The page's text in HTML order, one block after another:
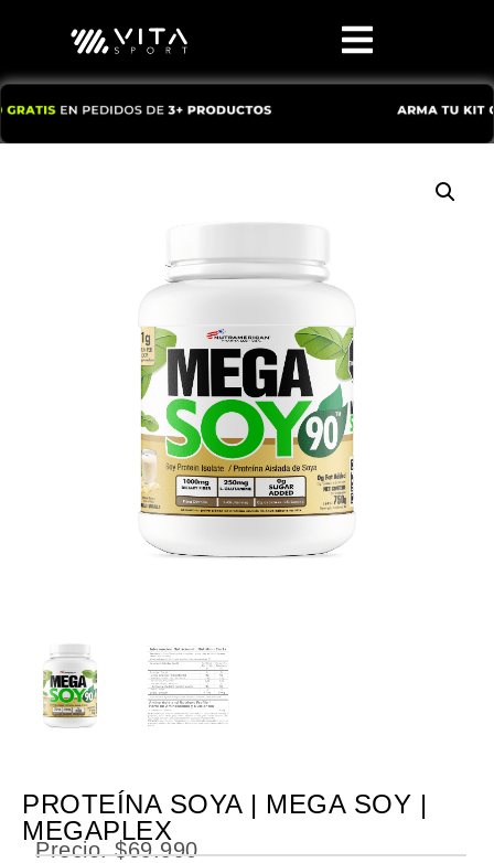
PROTEÍNA SOYA | MEGA SOY |
MEGAPLEX
Precio.$69.990